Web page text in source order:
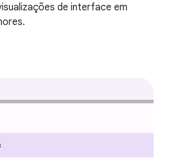
de interface em